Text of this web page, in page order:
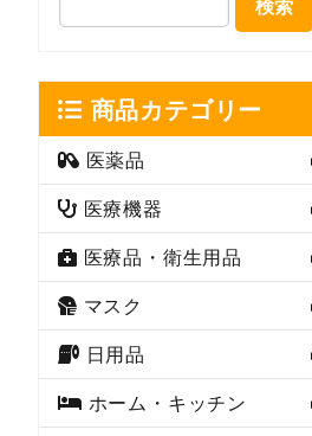
商品カテゴリー
医薬品
医療機器
医療品・衛生用品
マスク
日用品
ホーム・キッチン